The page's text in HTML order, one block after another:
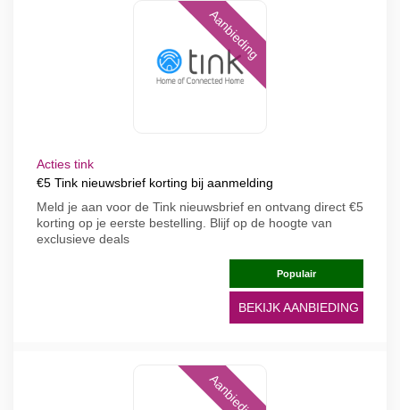
Aanbieding
Acties tink
€5 Tink nieuwsbrief korting bij aanmelding
Meld je aan voor de Tink nieuwsbrief en ontvang direct €5
korting op je eerste bestelling. Blijf op de hoogte van
exclusieve deals
Populair
BEKIJK AANBIEDING